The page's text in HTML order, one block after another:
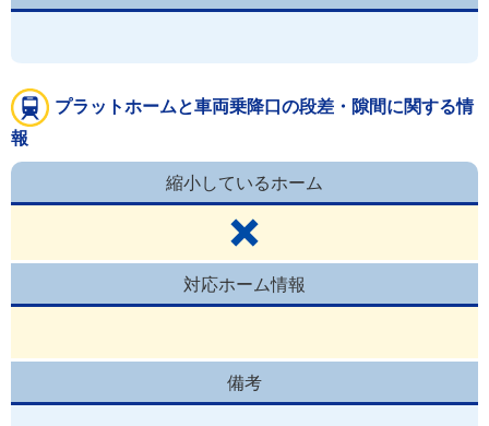
プラットホームと車両乗降口の段差・隙間に関する情
報
縮小しているホーム
対応ホーム情報
備考